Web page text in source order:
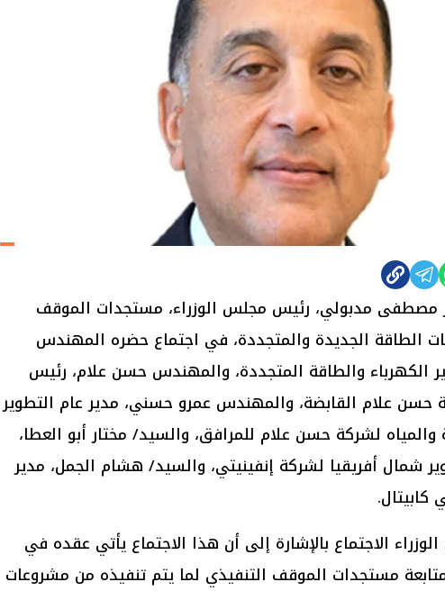
مصطفى مدبولي، رئيس مجلس الوزراء، مستجدات الموقف
الطاقة الجديدة والمتجددة، في اجتماع حضره المهندس
الكهرباء والطاقة المتجددة، والمهندس حسن علام، رئيس
علام القابضة، والمهندس عمرو حسني، مدير عام التطوير
لشركة حسن علام للمرافق، والسيد/ مختار أبو العطا،
شمال أفريقيا لشركة إنفينيتي، والسيد/ هشام الجمل، مدير
كابيتال.
الاجتماع بالإشارة إلى أن هذا الاجتماع يأتي عقده في
مستجدات الموقف التنفيذي لما يتم تنفيذه من مشروعات